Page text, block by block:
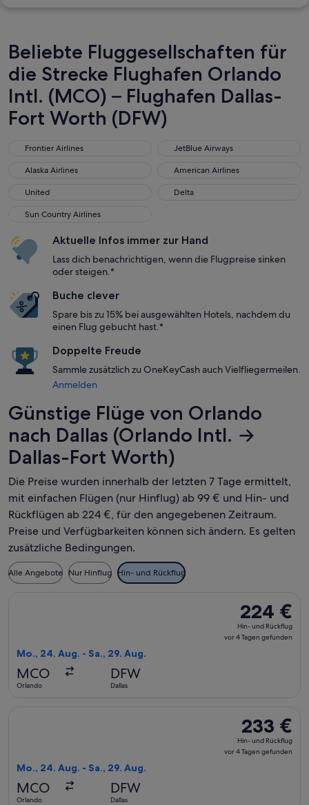
Beliebte Fluggesellschaften für
die Strecke Flughafen Orlando
Intl. (MCO) – Flughafen Dallas-
Fort Worth (DFW)
Frontier Airlines
Frontier Airlines JetBlue Airways
JetBlue Airways
Alaska Airlines
Alaska Airlines American Airlines
American Airlines
United
United Delta
Delta
Sun Country Airlines
Sun Country Airlines
Aktuelle Infos immer zur Hand
Lass dich benachrichtigen, wenn die Flugpreise sinken
oder steigen.*
Buche clever
Spare bis zu 15% bei ausgewählten Hotels, nachdem du
einen Flug gebucht hast.*
Doppelte Freude
Sammle zusätzlich zu OneKeyCash auch Vielfliegermeilen.
Anmelden
Günstige Flüge von Orlando
nach Dallas (Orlando Intl. →
Dallas-Fort Worth)
Die Preise wurden innerhalb der letzten 7 Tage ermittelt,
mit einfachen Flügen (nur Hinflug) ab 99 € und Hin- und
Rückflügen ab 224 €, für den angegebenen Zeitraum.
Preise und Verfügbarkeiten können sich ändern. Es gelten
zusätzliche Bedingungen.
Alle Angebote Nur Hinflug Hin- und Rückflug
224 €
Hin-
und
224 €
Hin- und Rückflug
vor 4 Tagen gefunden
Mo., 24. Aug. - Sa., 29. Aug.
MCO
Orlando
DFW
Dallas
233 €
Hin-
und
233 €
Hin- und Rückflug
vor 4 Tagen gefunden
Mo., 24. Aug. - Sa., 29. Aug.
MCO
Orlando
DFW
Dallas